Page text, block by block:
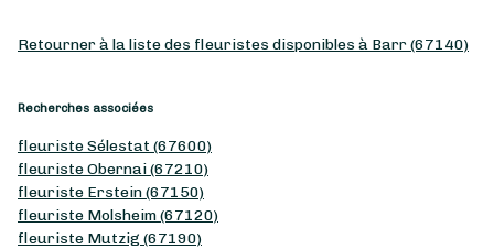
Retourner à la liste des fleuristes disponibles à Barr (67140)
Recherches associées
fleuriste Sélestat (67600)
fleuriste Obernai (67210)
fleuriste Erstein (67150)
fleuriste Molsheim (67120)
fleuriste Mutzig (67190)